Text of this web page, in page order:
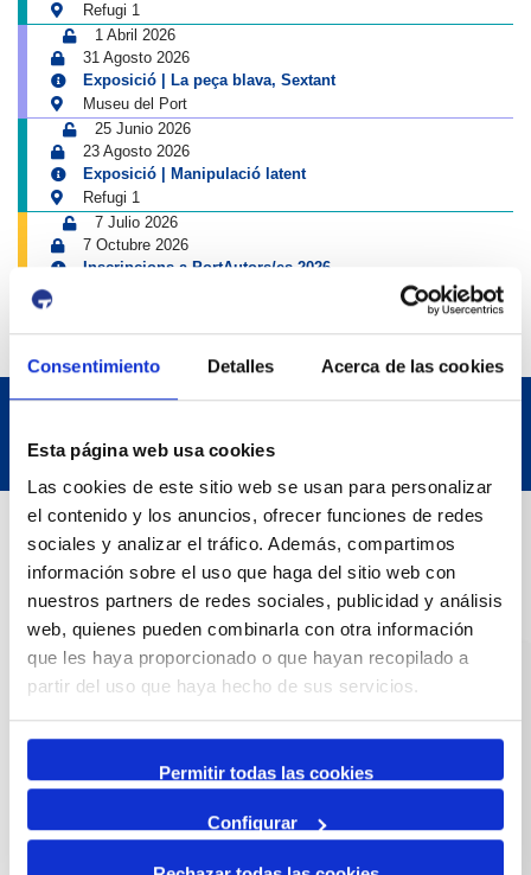
Consentimiento Detalles Acerca de las cookies
Esta página web usa cookies
Las cookies de este sitio web se usan para personalizar
el contenido y los anuncios, ofrecer funciones de redes
sociales y analizar el tráfico. Además, compartimos
información sobre el uso que haga del sitio web con
nuestros partners de redes sociales, publicidad y análisis
web, quienes pueden combinarla con otra información
que les haya proporcionado o que hayan recopilado a
partir del uso que haya hecho de sus servicios.
Permitir todas las cookies
Configurar
Refugi 1
1 Abril 2026
31 Agosto 2026
Exposició | La peça blava, Sextant
Museu del Port
25 Junio 2026
23 Agosto 2026
Exposició | Manipulació latent
Refugi 1
7 Julio 2026
7 Octubre 2026
Inscripcions a PortAutors/es 2026
Datos de contacto
Dirección
Passeig de l'Escullera s/n, 43004 Tarragona
Teléfono de contacto
977 259 400
Emergencias
(+34) 900 229 900